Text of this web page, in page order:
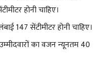
होनी चाहिए।
147 सेंटीमीटर होनी चाहिए।
का वजन न्यूनतम 40